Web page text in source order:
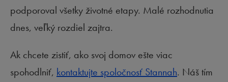
podporoval všetky životné etapy. Malé rozhodnutia
dnes, veľký rozdiel zajtra.
Ak chcete zistiť, ako svoj domov ešte viac
spohodlniť, kontaktujte spoločnosť Stannah. Náš tím